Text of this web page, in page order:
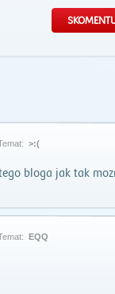
>:(
bloga jak tak
EQQ